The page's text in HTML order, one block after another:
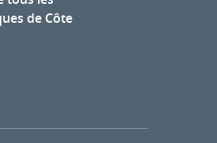
de Côte